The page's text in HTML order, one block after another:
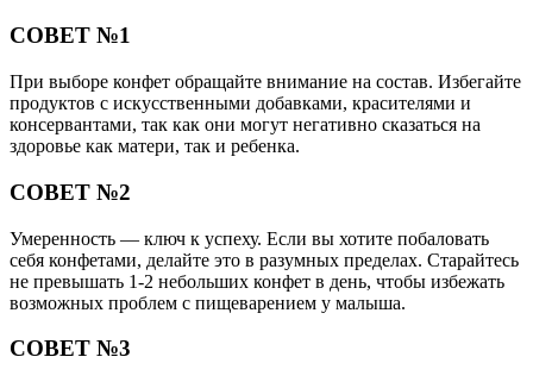
СОВЕТ №1
При выборе конфет обращайте внимание на состав. Избегайте
продуктов с искусственными добавками, красителями и
консервантами, так как они могут негативно сказаться на
здоровье как матери, так и ребенка.
СОВЕТ №2
Умеренность — ключ к успеху. Если вы хотите побаловать
себя конфетами, делайте это в разумных пределах. Старайтесь
не превышать 1-2 небольших конфет в день, чтобы избежать
возможных проблем с пищеварением у малыша.
СОВЕТ №3